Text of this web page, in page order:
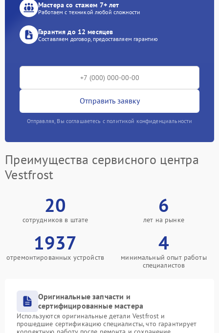
Мастера со стажем 7+ лет
Работаем с техникой любой сложности
Гарантия до 12 месяцев
Составляем договор, предоставляем гарантию
Отправить заявку
Отправляя, Вы соглашаетесь с политикой конфиденциальности
Преимущества сервисного центра
Vestfrost
20
сотрудников в штате
6
лет на рынке
1937
отремонтированных устройств
4
минимальный опыт работы
специалистов
Оригинальные запчасти и
сертифицированные мастера
Используются оригинальные детали Vestfrost и
прошедшие сертификацию специалисты, что гарантирует